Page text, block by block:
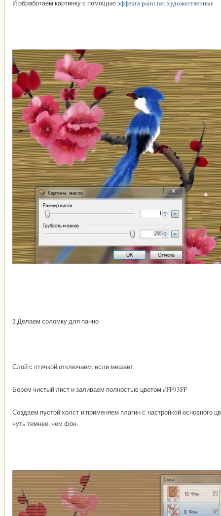
И обработаем картинку с помощьюэффекта paint.net художественные
2 Делаем соломку для панно
Слой с птичкой отключаем, если мешает.
Берем чистый лист и заливаем полностью цветом #FF93FF
Создаем пустой холст и применяем плагин с настройкой основного
чуть темнее, чем фон.